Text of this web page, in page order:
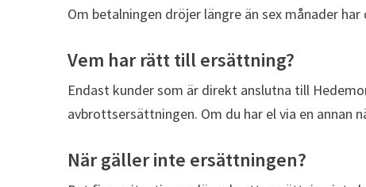
Om betalningen dröjer längre än sex månader
Vem har rätt till ersättning?
Endast kunder som är direkt anslutna till
avbrottsersättningen. Om du har el via en annan
När gäller inte ersättningen?